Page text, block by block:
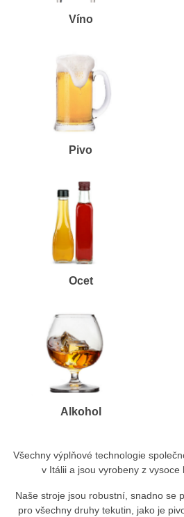
Víno
Pivo
Ocet
Alkohol
Všechny výplňové technologie
v Itálii a jsou vyrobeny z vysoce
Naše stroje jsou robustní, snadno se
pro všechny druhy tekutin, jako je